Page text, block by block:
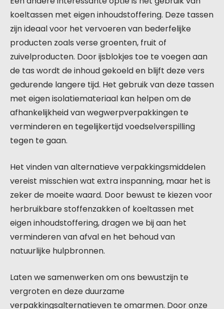
koeltassen met eigen inhoudstoffering. Deze tassen
zijn ideaal voor het vervoeren van bederfelijke
producten zoals verse groenten, fruit of
zuivelproducten. Door ijsblokjes toe te voegen aan
de tas wordt de inhoud gekoeld en blijft deze vers
gedurende langere tijd. Het gebruik van deze tassen
met eigen isolatiemateriaal kan helpen om de
afhankelijkheid van wegwerpverpakkingen te
verminderen en tegelijkertijd voedselverspilling
tegen te gaan.
Het vinden van alternatieve verpakkingsmiddelen
vereist misschien wat extra inspanning, maar het is
zeker de moeite waard. Door bewust te kiezen voor
herbruikbare stoffenzakken of koeltassen met
eigen inhoudstoffering, dragen we bij aan het
verminderen van afval en het behoud van
natuurlijke hulpbronnen.
Laten we samenwerken om ons bewustzijn te
vergroten en deze duurzame
verpakkingsalternatieven te omarmen. Door onze